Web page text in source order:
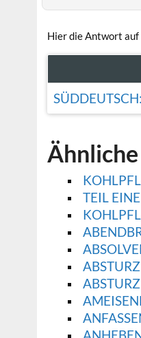
Hier die Antwort auf
TEIL